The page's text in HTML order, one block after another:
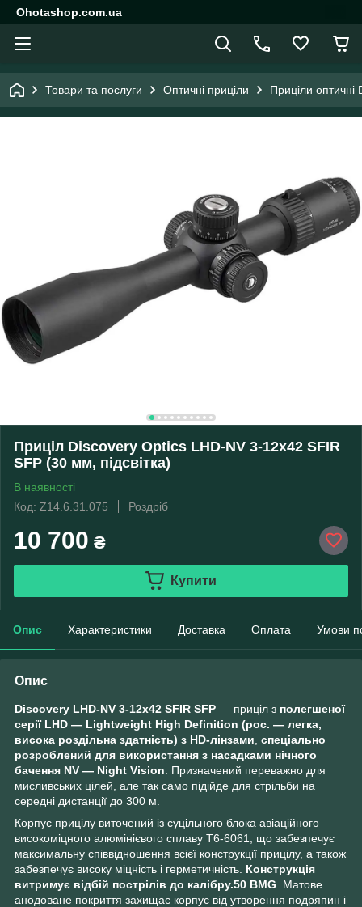
Ohotashop.com.ua
Товари та послуги Оптичні приціли Приціли оптичні
Приціл Discovery Optics LHD-NV 3-12x42 SFIR
SFP (30 мм, підсвітка)
В наявності
Код: Z14.6.31.075
Роздріб
10 700 ₴
Купити
Опис Характеристики Доставка Оплата Умови
Опис
Discovery LHD-NV 3-12x42 SFIR SFP — приціл з полегшеної
серії LHD — Lightweight High Definition (рос. — легка,
висока роздільна здатність) з HD-лінзами спеціально
розроблений для використання з насадками нічного
бачення NV — Night Vision . Призначений переважно для
мисливських цілей, але так само підійде для стрільби на
середні дистанції до 300 м.
Корпус прицілу виточений із суцільного блока авіаційного
високоміцного алюмінієвого сплаву Т6-6061,
що забезпечує
максимальну співвідношення всієї конструкції прицілу, а також
забезпечує високу міцність і герметичність. Конструкція
витримує відбій пострілів до калібру.50 BMG . Матове
анодоване покриття захищає корпус від утворення подряпин і